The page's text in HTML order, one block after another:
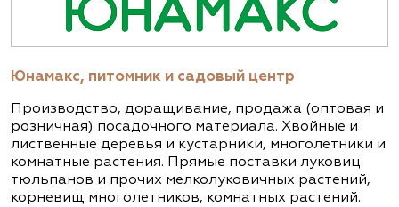
Юнамакс, питомник и садовый центр
Производство, доращивание, продажа (оптовая и
розничная) посадочного материала. Хвойные и
лиственные деревья и кустарники, многолетники и
комнатные растения. Прямые поставки луковиц
тюльпанов и прочих мелколуковичных растений,
корневищ многолетников, комнатных растений.